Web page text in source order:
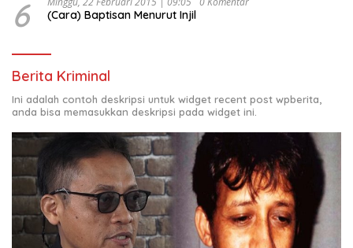
6 (Cara) Baptisan Menurut Injil
Berita Kriminal
Ini adalah contoh deskripsi untuk widget recent post wpberita,
anda bisa memasukkan deskripsi pada widget ini.